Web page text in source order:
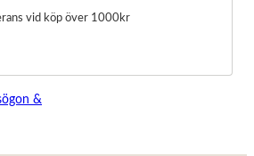
vid köp över 1000kr